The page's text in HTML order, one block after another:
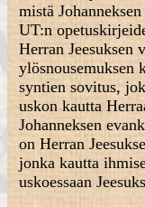
mistä
UT:n
Herran Jeesuksen
ylösnousemuksen
syntien sovitus,
uskon kautta
Johanneksen
on Herran
jonka kautta
uskoessaan